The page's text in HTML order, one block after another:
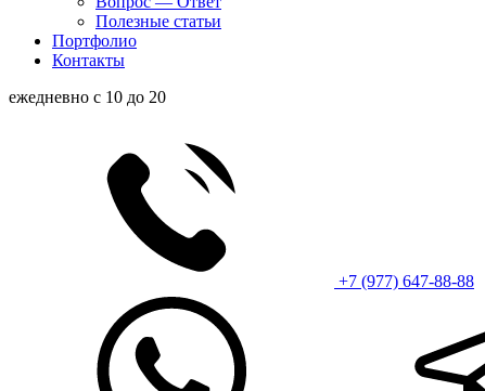
Полезные статьи
Портфолио
Контакты
ежедневно с 10 до 20
+7 (977) 647-88-88